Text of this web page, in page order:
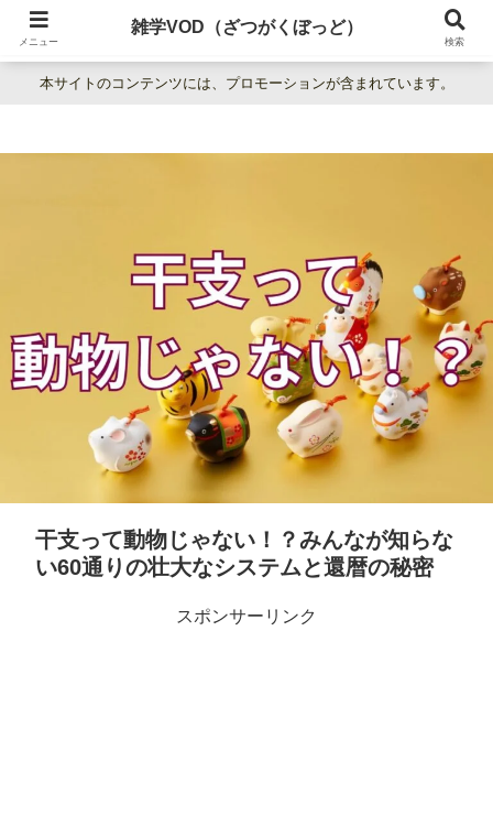
暮らしの疑問をわかりやすく解説。日常の「なぜ？」を楽しく学べる雑学百科
本サイトのコンテンツには、プロモーションが含まれています。
干支って動物じゃない！？みんなが知らな
い60通りの壮大なシステムと還暦の秘密
スポンサーリンク
メニュー
雑学VOD（ざつがくぼっど）
検索